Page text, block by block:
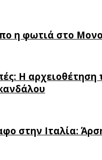
η φωτιά στο
Η αρχειοθέτηση
στην Ιταλία: